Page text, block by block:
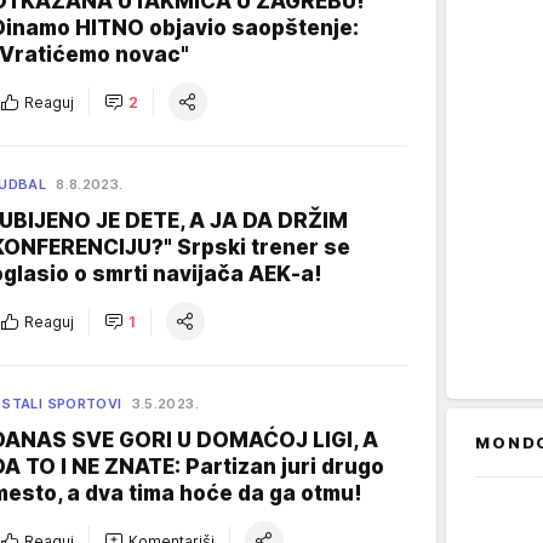
HITNO objavio saopštenje:
novac"
Reaguj 2
8.8.2023.
JE DETE, A JA DA DRŽIM
Srpski trener se
o smrti navijača AEK-a!
Reaguj 1
SPORTOVI 3.5.2023.
SVE GORI U DOMAĆOJ LIGI, A
TO I NE ZNATE: Partizan juri drugo
a dva tima hoće da ga otmu!